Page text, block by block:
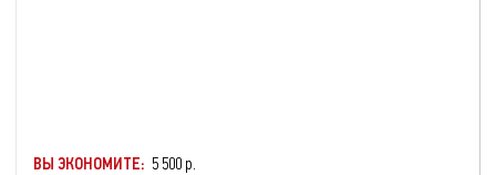
ВЫ ЭКОНОМИТЕ: 5 500 р.